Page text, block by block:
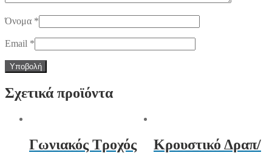
Όνομα *
Email *
Σχετικά προϊόντα
Γωνιακός Τροχός
Κρουστικό Δραπ/